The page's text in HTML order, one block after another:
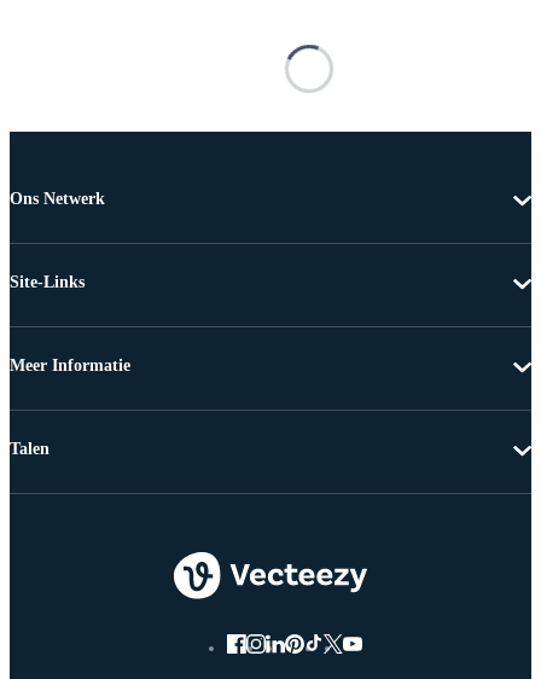
Ons Netwerk
Site-Links
Meer Informatie
Talen